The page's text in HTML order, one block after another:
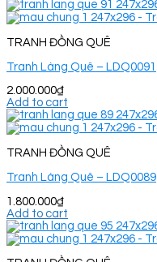
TRANH ĐỒNG QUÊ
Tranh Làng Quê – LDQ0091
2.000.000₫
Add to cart
TRANH ĐỒNG QUÊ
Tranh Làng Quê – LDQ0089
1.800.000₫
Add to cart